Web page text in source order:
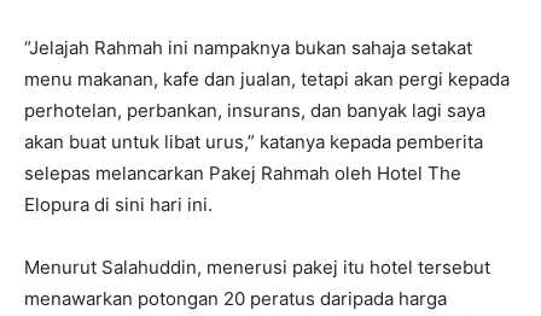
“Jelajah Rahmah ini nampaknya bukan sahaja setakat
menu makanan, kafe dan jualan, tetapi akan pergi kepada
perhotelan, perbankan, insurans, dan banyak lagi saya
akan buat untuk libat urus,” katanya kepada pemberita
selepas melancarkan Pakej Rahmah oleh Hotel The
Elopura di sini hari ini.
Menurut Salahuddin, menerusi pakej itu hotel tersebut
menawarkan potongan 20 peratus daripada harga